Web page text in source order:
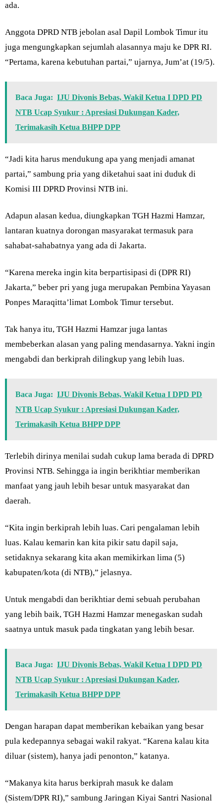
ada.
Anggota DPRD NTB jebolan asal Dapil Lombok Timur itu
juga mengungkapkan sejumlah alasannya maju ke DPR RI.
“Pertama, karena kebutuhan partai,” ujarnya, Jum’at (19/5).
Baca Juga: IJU Divonis Bebas, Wakil Ketua I DPD PD
NTB Ucap Syukur : Apresiasi Dukungan Kader,
Terimakasih Ketua BHPP DPP
“Jadi kita harus mendukung apa yang menjadi amanat
partai,” sambung pria yang diketahui saat ini duduk di
Komisi III DPRD Provinsi NTB ini.
Adapun alasan kedua, diungkapkan TGH Hazmi Hamzar,
lantaran kuatnya dorongan masyarakat termasuk para
sahabat-sahabatnya yang ada di Jakarta.
“Karena mereka ingin kita berpartisipasi di (DPR RI)
Jakarta,” beber pri yang juga merupakan Pembina Yayasan
Ponpes Maraqitta’limat Lombok Timur tersebut.
Tak hanya itu, TGH Hazmi Hamzar juga lantas
membeberkan alasan yang paling mendasarnya. Yakni ingin
mengabdi dan berkiprah dilingkup yang lebih luas.
Baca Juga: IJU Divonis Bebas, Wakil Ketua I DPD PD
NTB Ucap Syukur : Apresiasi Dukungan Kader,
Terimakasih Ketua BHPP DPP
Terlebih dirinya menilai sudah cukup lama berada di DPRD
Provinsi NTB. Sehingga ia ingin berikhtiar memberikan
manfaat yang jauh lebih besar untuk masyarakat dan
daerah.
“Kita ingin berkiprah lebih luas. Cari pengalaman lebih
luas. Kalau kemarin kan kita pikir satu dapil saja,
setidaknya sekarang kita akan memikirkan lima (5)
kabupaten/kota (di NTB),” jelasnya.
Untuk mengabdi dan berikhtiar demi sebuah perubahan
yang lebih baik, TGH Hazmi Hamzar menegaskan sudah
saatnya untuk masuk pada tingkatan yang lebih besar.
Baca Juga: IJU Divonis Bebas, Wakil Ketua I DPD PD
NTB Ucap Syukur : Apresiasi Dukungan Kader,
Terimakasih Ketua BHPP DPP
Dengan harapan dapat memberikan kebaikan yang besar
pula kedepannya sebagai wakil rakyat. “Karena kalau kita
diluar (sistem), hanya jadi penonton,” katanya.
“Makanya kita harus berkiprah masuk ke dalam
(Sistem/DPR RI),” sambung Jaringan Kiyai Santri Nasional